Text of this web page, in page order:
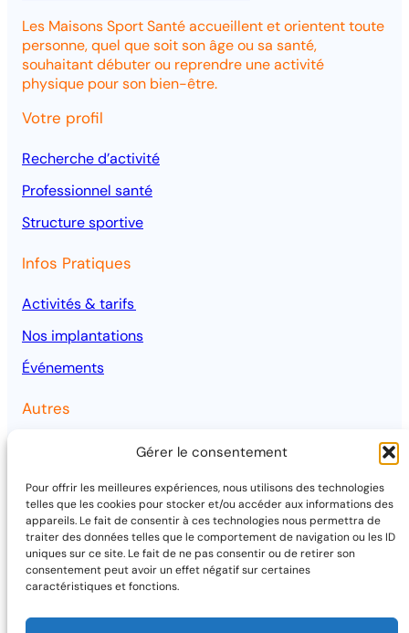
Gérer le consentement
Pour offrir les meilleures expériences, nous utilisons des technologies
telles que les cookies pour stocker et/ou accéder aux informations des
appareils. Le fait de consentir à ces technologies nous permettra de
traiter des données telles que le comportement de navigation ou les ID
uniques sur ce site. Le fait de ne pas consentir ou de retirer son
consentement peut avoir un effet négatif sur certaines
caractéristiques et fonctions.
Les Maisons Sport Santé accueillent et orientent toute
personne, quel que soit son âge ou sa santé,
souhaitant débuter ou reprendre une activité
physique pour son bien-être.
Votre profil
Recherche d’activité
Professionnel santé
Structuresportive
Infos Pratiques
Activités & tarifs
Nos implantations
Événements
Autres
Qui sommes-nous ?
Mentions légales
Projets